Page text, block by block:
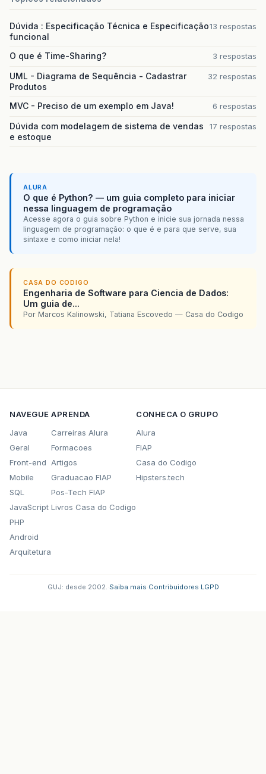
Dúvida : Especificação Técnica e Especificação
funcional
13 respostas
O que é Time-Sharing? 3 respostas
UML - Diagrama de Sequência - Cadastrar
Produtos
32 respostas
MVC - Preciso de um exemplo em Java! 6 respostas
Dúvida com modelagem de sistema de vendas
e estoque
17 respostas
ALURA
O que é Python? — um guia completo para iniciar
nessa linguagem de programação
Acesse agora o guia sobre Python e inicie sua jornada nessa
linguagem de programação: o que é e para que serve, sua
sintaxe e como iniciar nela!
CASA DO CODIGO
Engenharia de Software para Ciencia de Dados:
Um guia de...
Por Marcos Kalinowski, Tatiana Escovedo — Casa do Codigo
NAVEGUE
Java
Geral
Front-end
Mobile
SQL
JavaScript
PHP
Android
Arquitetura
APRENDA
Carreiras Alura
Formacoes
Artigos
Graduacao FIAP
Pos-Tech FIAP
Livros Casa do Codigo
CONHECA O GRUPO
Alura
FIAP
Casa do Codigo
Hipsters.tech
GUJ: desde 2002. Saiba mais Contribuidores LGPD